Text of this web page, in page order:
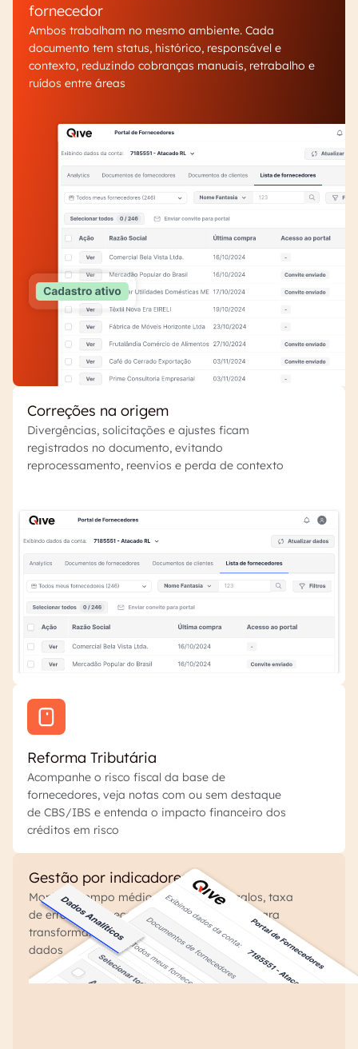
fornecedor
Ambos trabalham no mesmo ambiente. Cada
documento tem status, histórico, responsável e
contexto, reduzindo cobranças manuais, retrabalho e
ruídos entre áreas
Correções na origem
Divergências, solicitações e ajustes ficam
registrados no documento, evitando
reprocessamento, reenvios e perda de contexto
Reforma Tributária
Acompanhe o risco fiscal da base de
fornecedores, veja notas com ou sem destaque
de CBS/IBS e entenda o impacto financeiro dos
créditos em risco
Gestão por indicadores
Monitore tempo médio por etapa, gargalos, taxa
de erro por fornecedor e SLA de correção para
transformar operação em gestão baseada em
dados